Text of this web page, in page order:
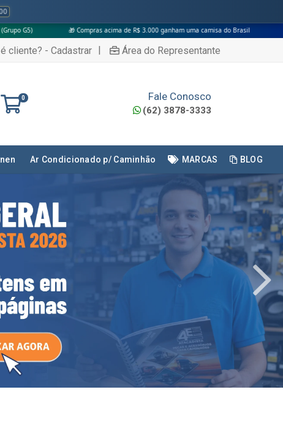
acima de R$ 3.000 ganham uma camisa do Brasil
cliente? - Cadastrar | Área do Representante
0 Fale Conosco
(62) 3878-3333
Ar Condicionado p/ Caminhão MARCAS BLOG